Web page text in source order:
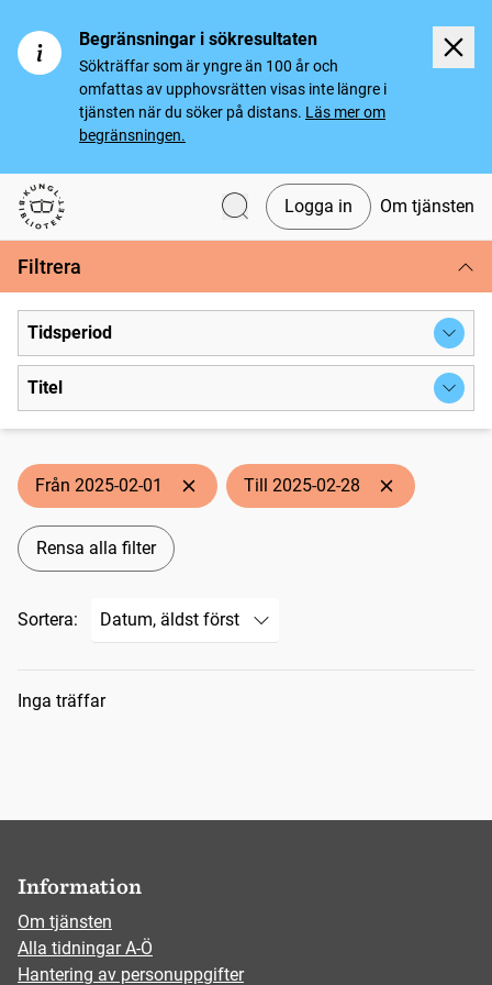
Begränsningar i sökresultaten
Sökträffar som är yngre än 100 år och
omfattas av upphovsrätten visas inte längre i
tjänsten när du söker på distans. Läs mer om
begränsningen.
Svenska tidningar
Logga in Om tjänsten
Filtrera
Tidsperiod
Titel
Från 2025-02-01 Till 2025-02-28
Rensa alla filter
Sortera:
Sökresultat
Inga träffar
Information
Om tjänsten
Alla tidningar A-Ö
Hantering av personuppgifter